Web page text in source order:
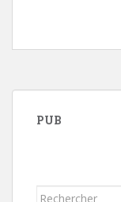
PUB
Rechercher...